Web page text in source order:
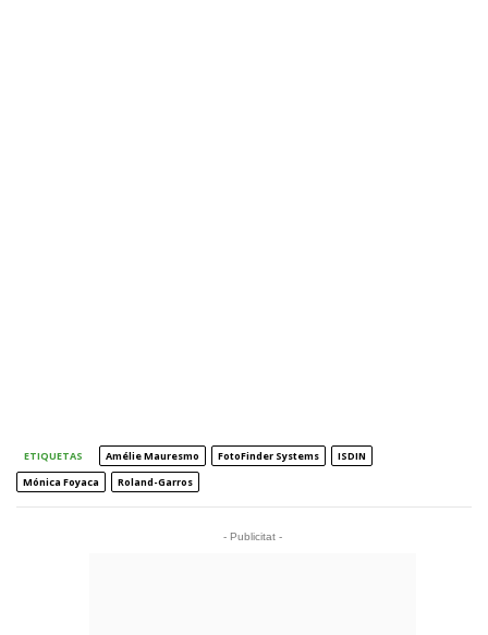
ETIQUETAS Amélie Mauresmo FotoFinder Systems
ISDIN
Mónica Foyaca
Roland-Garros
- Publicitat -